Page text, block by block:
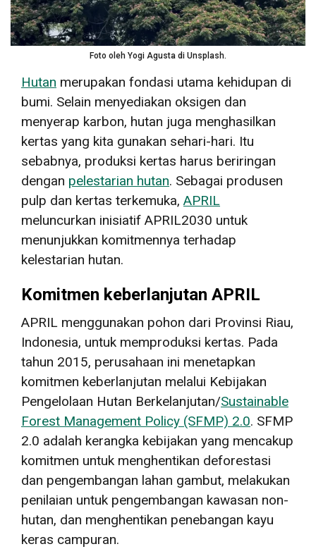
Foto oleh Yogi Agusta di Unsplash.
Hutan merupakan fondasi utama kehidupan di
bumi. Selain menyediakan oksigen dan
menyerap karbon, hutan juga menghasilkan
kertas yang kita gunakan sehari-hari. Itu
sebabnya, produksi kertas harus beriringan
dengan pelestarian hutan. Sebagai produsen
pulp dan kertas terkemuka, APRIL
meluncurkan inisiatif APRIL2030 untuk
menunjukkan komitmennya terhadap
kelestarian hutan.
Komitmen keberlanjutan APRIL
APRIL menggunakan pohon dari Provinsi Riau,
Indonesia, untuk memproduksi kertas. Pada
tahun 2015, perusahaan ini menetapkan
komitmen keberlanjutan melalui Kebijakan
Pengelolaan Hutan Berkelanjutan/Sustainable
Forest Management Policy (SFMP) 2.0. SFMP
2.0 adalah kerangka kebijakan yang mencakup
komitmen untuk menghentikan deforestasi
dan pengembangan lahan gambut, melakukan
penilaian untuk pengembangan kawasan non-
hutan, dan menghentikan penebangan kayu
keras campuran.